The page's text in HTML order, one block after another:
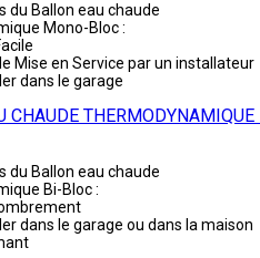
du Ballon eau chaude
Mono-Bloc :
Mise en Service par un installateur
dans le garage
CHAUDE
du Ballon eau chaude
Bi-Bloc :
dans le garage ou dans la maison